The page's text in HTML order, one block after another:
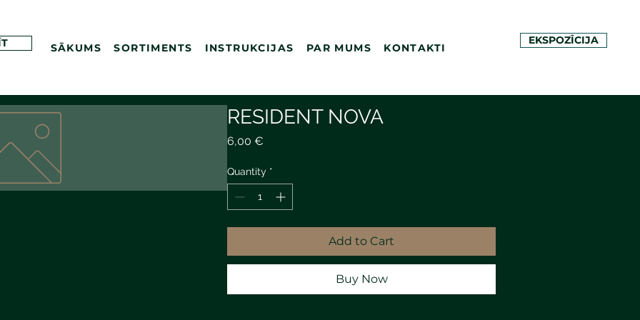
SĀKUMS SORTIMENTS INSTRUKCIJAS PAR MUMS KONTAKTI
EKSPOZĪCIJA
RESIDENT NOVA
6,00 €
Quantity *
Add to Cart
Buy Now